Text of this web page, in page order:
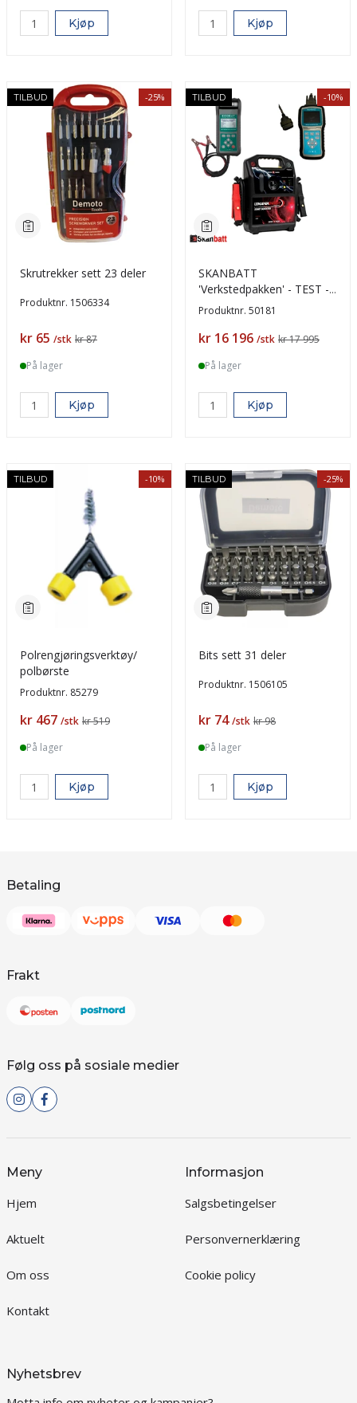
Kjøp Kjøp
TILBUD -25%
Skrutrekker sett 23 deler
Produktnr. 1506334
Pris
kr 65 /stk kr 87
På lager
Kjøp
TILBUD -10%
SKANBATT
'Verkstedpakken' - TEST -
BYTT - PROGRAMMER
Produktnr. 50181
Pris
kr 16 196 /stk kr 17 995
På lager
Kjøp
TILBUD -10%
Polrengjøringsverktøy/
polbørste
Produktnr. 85279
Pris
kr 467 /stk kr 519
På lager
Kjøp
TILBUD -25%
Bits sett 31 deler
Produktnr. 1506105
Pris
kr 74 /stk kr 98
På lager
Kjøp
Betaling
Frakt
Følg oss på sosiale medier
Meny
Hjem
Aktuelt
Om oss
Kontakt
Informasjon
Salgsbetingelser
Personvernerklæring
Cookie policy
Nyhetsbrev